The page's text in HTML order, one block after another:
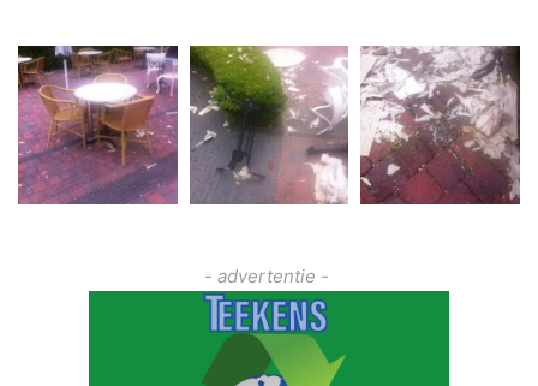
- advertentie -